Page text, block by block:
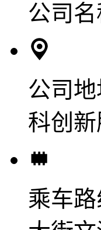
公司名
公司地
科创
乘车路